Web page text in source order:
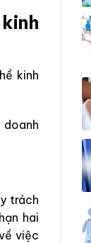
kinh
trách
hai
việc